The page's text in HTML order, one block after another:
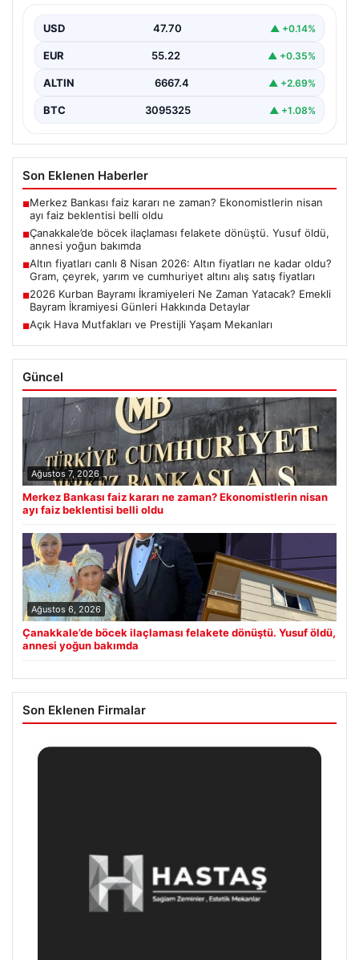
USD 47.70 ▲ +0.14%
EUR 55.22 ▲ +0.35%
ALTIN 6667.4 ▲ +2.69%
BTC 3095325 ▲ +1.08%
Son Eklenen Haberler
■Merkez Bankası faiz kararı ne zaman? Ekonomistlerin nisan
ayı faiz beklentisi belli oldu
■Çanakkale’de böcek ilaçlaması felakete dönüştü. Yusuf öldü,
annesi yoğun bakımda
■Altın fiyatları canlı 8 Nisan 2026: Altın fiyatları ne kadar oldu?
Gram, çeyrek, yarım ve cumhuriyet altını alış satış fiyatları
■2026 Kurban Bayramı İkramiyeleri Ne Zaman Yatacak? Emekli
Bayram İkramiyesi Günleri Hakkında Detaylar
■Açık Hava Mutfakları ve Prestijli Yaşam Mekanları
Güncel
Ağustos 7, 2026
Merkez Bankası faiz kararı ne zaman? Ekonomistlerin nisan
ayı faiz beklentisi belli oldu
Ağustos 6, 2026
Çanakkale’de böcek ilaçlaması felakete dönüştü. Yusuf öldü,
annesi yoğun bakımda
Son Eklenen Firmalar